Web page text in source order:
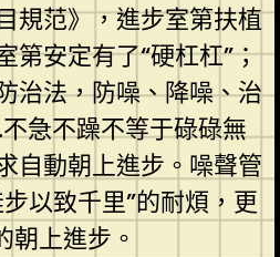
規范》，進步室第扶植
第安定有了“硬杠杠”；
治法，防噪、降噪、治
急不躁不等于碌碌無
自動朝上進步。噪聲管
以致千里”的耐煩，更
朝上進步。